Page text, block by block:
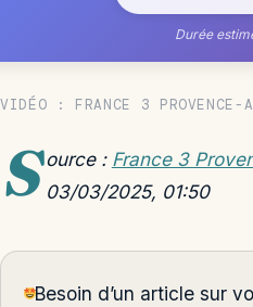
Durée
VIDÉO : FRANCE 3 PROVENCE-
S ource : France 3
03/03/2025, 01:50
Besoin d’un article sur